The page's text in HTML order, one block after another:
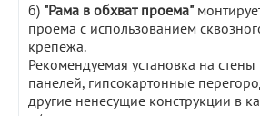
б) "Рама в обхват проема"
проема с использованием
крепежа.
Рекомендуемая установка на стены
панелей, гипсокартонные
другие ненесущие конструкции в